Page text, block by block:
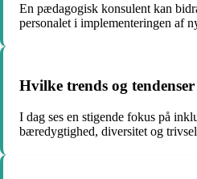
En pædagogisk konsulent kan
personalet i implementeringen af
Hvilke trends og
I dag ses en stigende fokus på
bæredygtighed, diversitet og